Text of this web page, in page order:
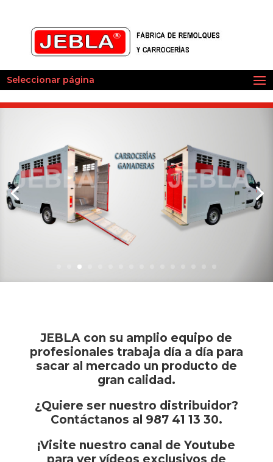
Seleccionar página
JEBLA con su amplio equipo de
profesionales trabaja día a día para
sacar al mercado un producto de
gran calidad.
¿Quiere ser nuestro distribuidor?
Contáctanos al 987 41 13 30.
¡Visite nuestro canal de Youtube